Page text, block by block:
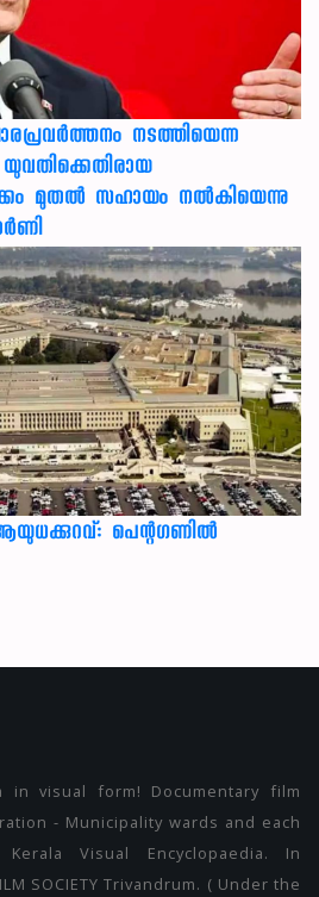
നടത്തിയെന്ന
മുതല്‍ സഹായം നല്‍കിയെന്നു
പെന്റഗണില്‍
in visual form! Documentary film
- Municipality wards and each
Visual Encyclopaedia. In
SOCIETY Trivandrum. ( Under the